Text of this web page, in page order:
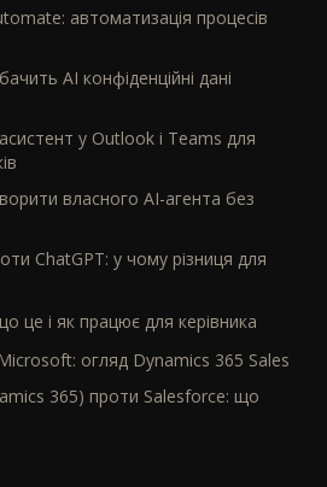
автоматизація процесів
AI конфіденційні дані
у Outlook і Teams для
власного AI-агента без
ChatGPT: у чому різниця для
це і як працює для керівника
огляд Dynamics 365 Sales
365) проти Salesforce: що